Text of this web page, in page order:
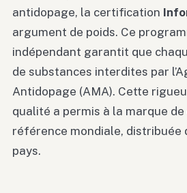
antidopage, la certification
argument de poids. Ce
indépendant garantit que
de substances interdites par
Antidopage (AMA). Cette
qualité a permis à la marque
référence mondiale, distribuée
pays.